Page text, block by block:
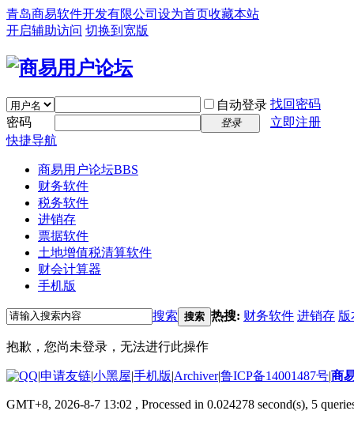
青岛商易软件开发有限公司 设为首页收藏本站
开启辅助访问 切换到宽版
自动登录 找回密码
密码
登录
立即注册
快捷导航
商易用户论坛BBS
财务软件
税务软件
进销存
票据软件
土地增值税清算软件
财会计算器
手机版
搜索 搜索 热搜: 财务软件 进销存 版
抱歉，您尚未登录，无法进行此操作
|申请友链|小黑屋|手机版|Archiver|鲁ICP备14001487号|商
GMT+8, 2026-8-7 13:02 , Processed in 0.024278 second(s), 5